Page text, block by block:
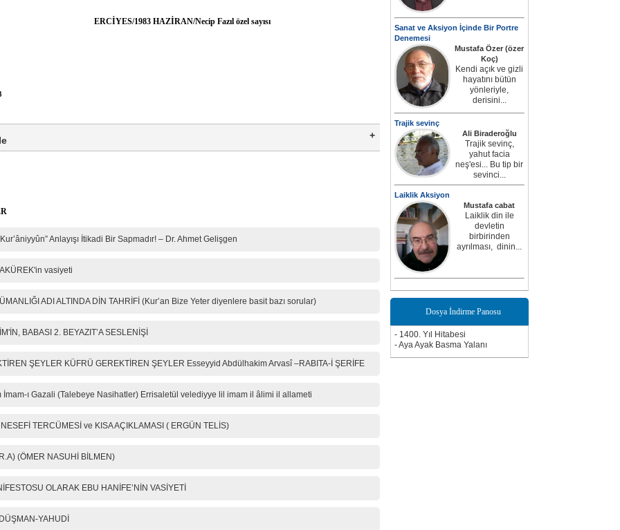
ERCİYES/1983 HAZİRAN/Necip Fazıl özel sayısı
216.73.216.152
Kur’âniyyûn” Anlayışı İtikadi Bir Sapmadır! – Dr. Ahmet Gelişgen
vasiyeti
ADI ALTINDA DİN TAHRİFİ (Kur’an Bize Yeter diyenlere basit bazı sorular)
BABASI 2. BEYAZIT’A SESLENİŞİ
ŞEYLER KÜFRÜ GEREKTİREN ŞEYLER Esseyyid Abdülhakim Arvasî –RABITA-İ ŞERİFE
İmam-ı Gazali (Talebeye Nasihatler) Errisaletül velediyye lil imam il âlimi il allameti
TERCÜMESİ ve KISA AÇIKLAMASI ( ERGÜN TELİS)
(ÖMER NASUHİ BİLMEN)
OLARAK EBU HANİFE’NİN VASİYETİ
YAHUDİ
Sanat ve Aksiyon İçinde Bir Portre
Denemesi
Mustafa Özer (özer
Koç)
Kendi açık ve gizli
hayatını bütün
yönleriyle,
derisini...
Trajik sevinç
Ali Biraderoğlu
Trajik sevinç,
yahut facia
neş'esi... Bu tip bir
sevinci...
Laiklik Aksiyon
Mustafa cabat
Laiklik din ile
devletin
birbirinden
ayrılması, dinin...
Dosya İndirme Panosu
- 1400. Yıl Hitabesi
- Aya Ayak Basma Yalanı